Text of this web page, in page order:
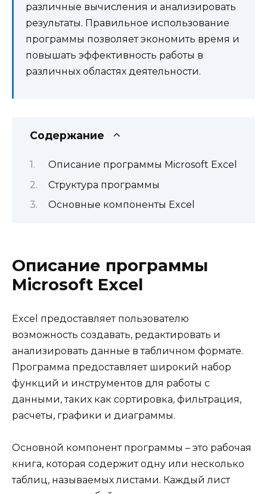
различные вычисления и анализировать
результаты. Правильное использование
программы позволяет экономить время и
повышать эффективность работы в
различных областях деятельности.
Содержание
Описание программы Microsoft Excel
Структура программы
Основные компоненты Excel
Описание программы
Microsoft Excel
Excel предоставляет пользователю
возможность создавать, редактировать и
анализировать данные в табличном формате.
Программа предоставляет широкий набор
функций и инструментов для работы с
данными, таких как сортировка, фильтрация,
расчеты, графики и диаграммы.
Основной компонент программы – это рабочая
книга, которая содержит одну или несколько
таблиц, называемых листами. Каждый лист